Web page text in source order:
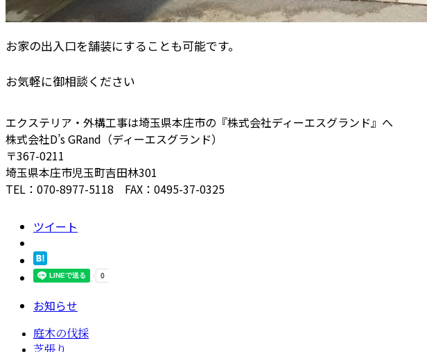
お家の出入口を舗装にすることも可能です。
お気軽に御相談ください
エクステリア・外構工事は埼玉県本庄市の『株式会社ディーエスグランド』へ
株式会社D’s GRand（ディーエスグランド）
〒367-0211
埼玉県本庄市児玉町吉田林301
TEL：070-8977-5118 FAX：0495-37-0325
ツイート
お知らせ
庭木の伐採